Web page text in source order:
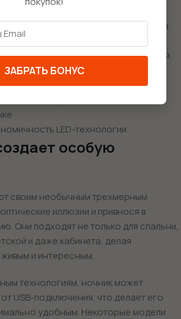
эффектом трехмерного изображения
не раздражающее глаза
с помощью индивидуальной
различных цветов и оттенков
разместить ночник на
LED-технологии
особую
своим необычным трехмерным
иллюзии и привнося в
Они подходят не только для спальни,
и даже кабинета, делая
и интересным.
технологиям, ночник может
USB-подключения, что делает его
удобным. Некоторые модели
ЗАБРАТЬ БОНУС